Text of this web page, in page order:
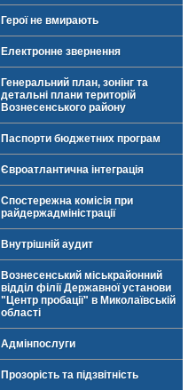
Герої не вмирають
Електронне звернення
Генеральний план, зонінг та
детальні плани територій
Вознесенського району
Паспорти бюджетних програм
Євроатлантична інтеграція
Спостережна комісія при
райдержадміністрації
Внутрішній аудит
Вознесенський міськрайонний
відділ філії Державної установи
"Центр пробації" в Миколаївській
області
Адмінпослуги
Прозорість та підзвітність